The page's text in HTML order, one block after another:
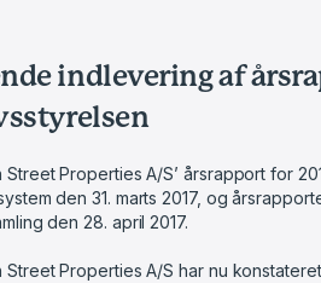
indlevering af
Street Properties A/S’ årsrapport for
den 31. marts 2017, og
den 28. april 2017.
Street Properties A/S har nu